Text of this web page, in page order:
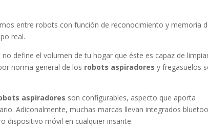
entre robots con función de reconocimiento y memoria
real.
define el volumen de tu hogar que éste es capaz de
norma general de los robots aspiradores y fregasuelos
aspiradores son configurables, aspecto que aporta
Adiconalmente, muchas marcas llevan integrados
dispositivo móvil en cualquier insante.